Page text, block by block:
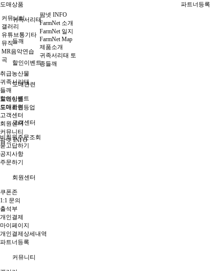
도매상품
귀족서리태
들깨
할인이벤트
도매관련
도매상품
도매회원등업
고객센터
비회원주문조회
묻고답하기
공지사항
주문하기
회원센터
쿠폰존
1:1 문의
출석부
개인결제
마이페이지
개인결제상세내역
파트너등록
커뮤니티
파트너등록
커뮤니티
갤러리
유튜브통기타
뮤직
MR음악연습
곡
팜넷 INFO
FarmNet 소개
FarmNet 일지
FarmNet Map
제품소개
귀족서리태 토
종들깨
취급농산물
귀족서리태
들깨
할인이벤트
도매관련
고객센터
회원센터
커뮤니티
팜넷 INFO